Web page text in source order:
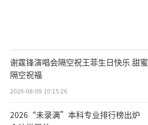
谢霆锋演唱会隔空祝王菲生日快乐 甜蜜
隔空祝福
2026-08-09 10:15:26
2026“未录满”本科专业排行榜出炉